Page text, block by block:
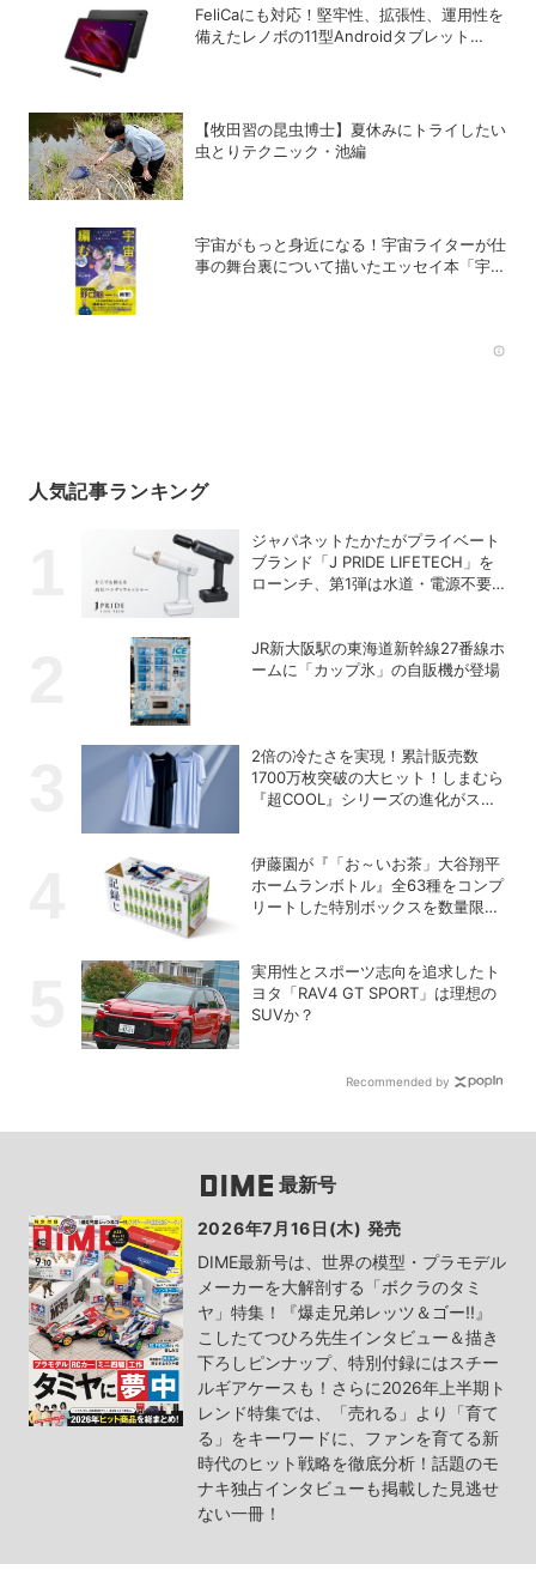
FeliCaにも対応！堅牢性、拡張性、運用性を
備えたレノボの11型Androidタブレット
【牧田習の昆虫博士】夏休みにトライしたい
虫とりテクニック・池編
宇宙がもっと身近になる！宇宙ライターが仕
事の舞台裏について描いたエッセイ本「宇宙
人気記事ランキング
ジャパネットたかたがプライベート
ブランド「J PRIDE LIFETECH」を
ローンチ、第1弾は水道・電源不要
JR新大阪駅の東海道新幹線27番線ホ
ームに「カップ氷」の自販機が登場
2倍の冷たさを実現！累計販売数
1700万枚突破の大ヒット！しまむら
『超COOL』シリーズの進化がスゴ
伊藤園が『「お～いお茶」大谷翔平
ホームランボトル』全63種をコンプ
リートした特別ボックスを数量限定
実用性とスポーツ志向を追求したト
ヨタ「RAV4 GT SPORT」は理想の
SUVか？
Recommended by
最新号
2026年7月16日(木) 発売
DIME最新号は、世界の模型・プラモデル
メーカーを大解剖する「ボクラのタミ
ヤ」特集！『爆走兄弟レッツ＆ゴー!!』
こしたてつひろ先生インタビュー＆描き
下ろしピンナップ、特別付録にはスチー
ルギアケースも！さらに2026年上半期ト
レンド特集では、「売れる」より「育て
る」をキーワードに、ファンを育てる新
時代のヒット戦略を徹底分析！話題のモ
ナキ独占インタビューも掲載した見逃せ
ない一冊！